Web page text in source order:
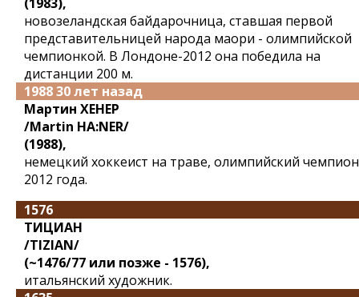
новозеландская байдарочница, ставшая первой
представительницей народа маори - олимпийской
чемпионкой. В Лондоне-2012 она победила на
дистанции 200 м.
1988 30 лет назад
Мартин ХЕНЕР
/Martin HA:NER/
(1988),
немецкий хоккеист на траве, олимпийский чемпион
2012 года.
1576
ТИЦИАН
/TIZIAN/
(~1476/77 или позже - 1576),
итальянский художник.